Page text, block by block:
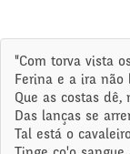
"Com torva vista
Ferina e a ira não
Que as costas dê,
Das lanças se
Tal está o